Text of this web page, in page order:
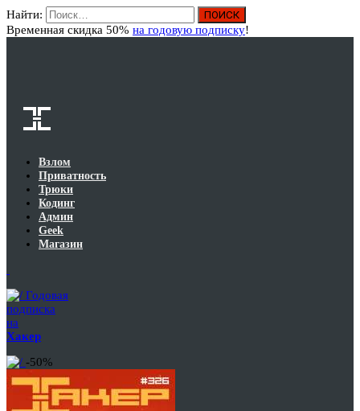
Найти:
Временная скидка 50% на годовую подписку!
Взлом
Приватность
Трюки
Кодинг
Админ
Geek
Магазин
Годовая
подписка
на
Хакер
-50%